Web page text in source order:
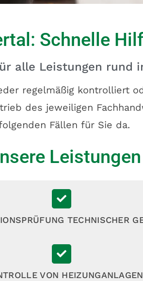
Schnelle
alle Leistungen rund
regelmäßig kontrolliert
des jeweiligen
Fällen für Sie da.
Leistungen
TECHNISCHER
VON HEIZUNGANLAGEN